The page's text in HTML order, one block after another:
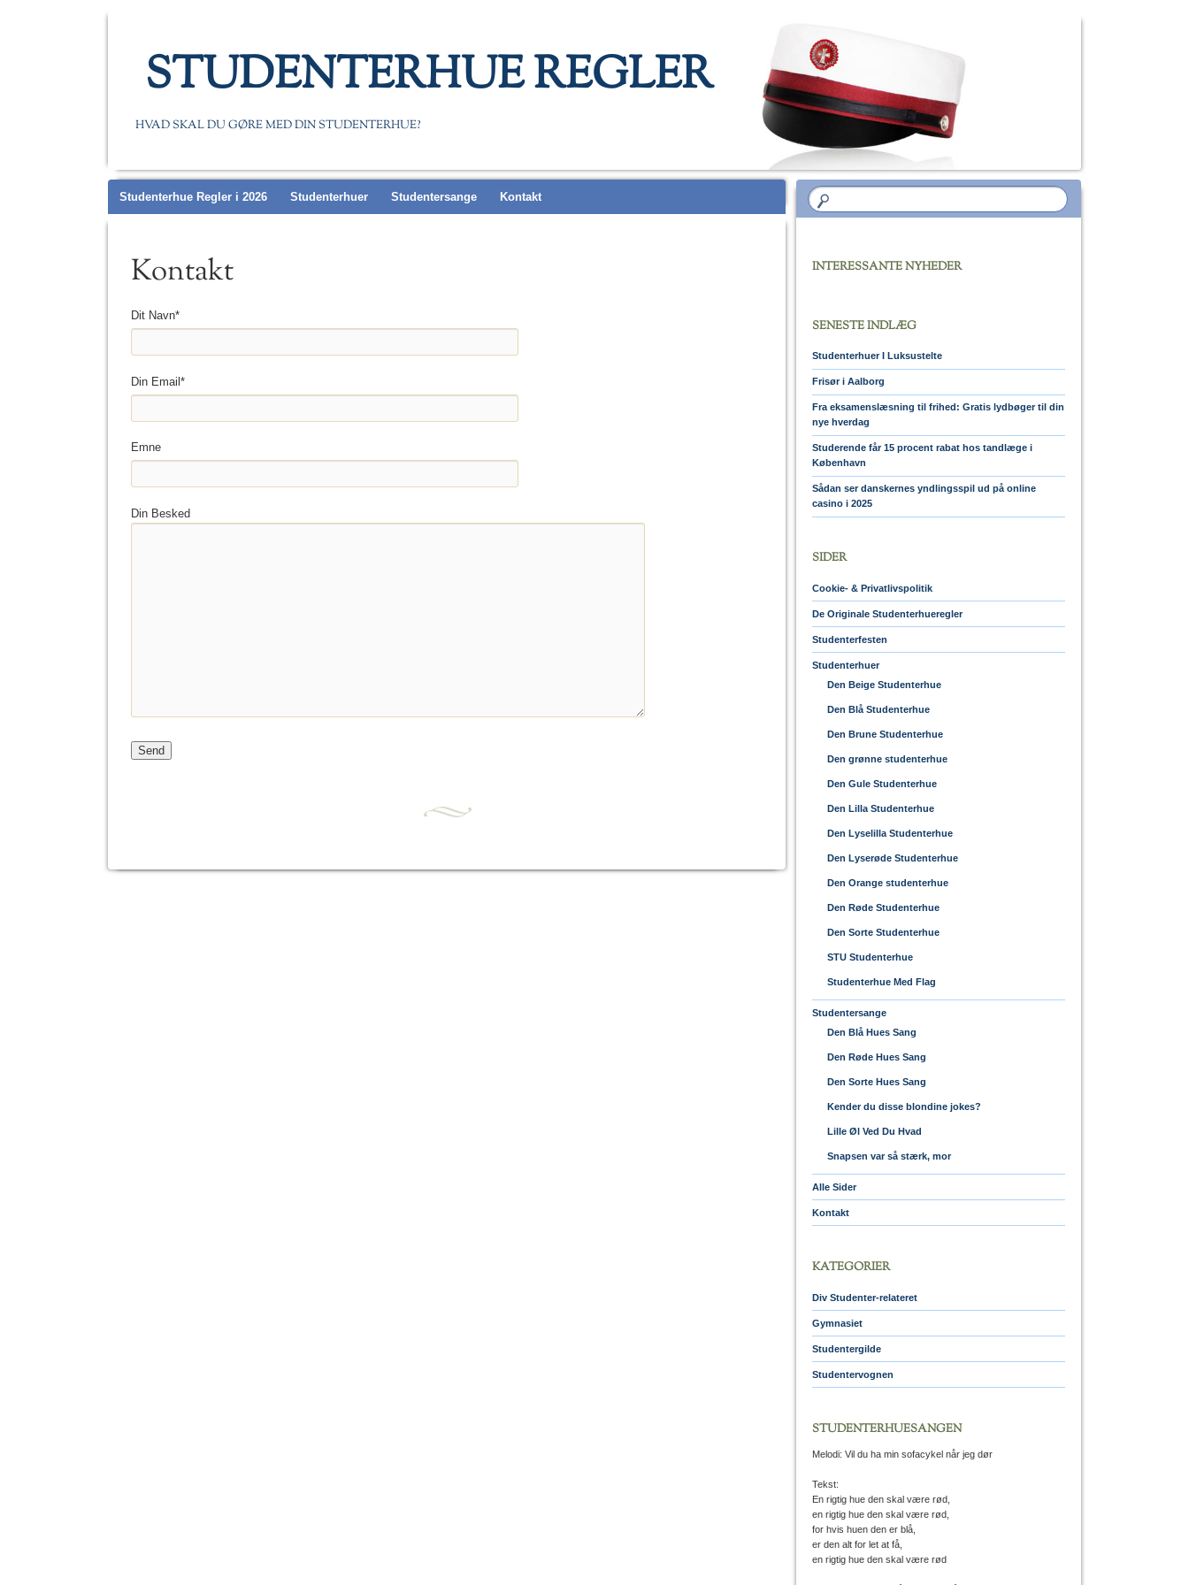
STUDENTERHUE REGLER
HVAD SKAL DU GØRE MED DIN STUDENTERHUE?
Main menu
Studenterhue Regler i 2026 Studenterhuer Studentersange Kontakt
Kontakt
Dit Navn*
Din Email*
Emne
Din Besked
INTERESSANTE NYHEDER
SENESTE INDLÆG
Studenterhuer I Luksustelte
Frisør i Aalborg
Fra eksamenslæsning til frihed: Gratis lydbøger til din
nye hverdag
Studerende får 15 procent rabat hos tandlæge i
København
Sådan ser danskernes yndlingsspil ud på online
casino i 2025
SIDER
Cookie- & Privatlivspolitik
De Originale Studenterhueregler
Studenterfesten
Studenterhuer
Den Beige Studenterhue
Den Blå Studenterhue
Den Brune Studenterhue
Den grønne studenterhue
Den Gule Studenterhue
Den Lilla Studenterhue
Den Lyselilla Studenterhue
Den Lyserøde Studenterhue
Den Orange studenterhue
Den Røde Studenterhue
Den Sorte Studenterhue
STU Studenterhue
Studenterhue Med Flag
Studentersange
Den Blå Hues Sang
Den Røde Hues Sang
Den Sorte Hues Sang
Kender du disse blondine jokes?
Lille Øl Ved Du Hvad
Snapsen var så stærk, mor
Alle Sider
Kontakt
KATEGORIER
Div Studenter-relateret
Gymnasiet
Studentergilde
Studentervognen
STUDENTERHUESANGEN
Melodi: Vil du ha min sofacykel når jeg dør
Tekst:
En rigtig hue den skal være rød,
en rigtig hue den skal være rød,
for hvis huen den er blå,
er den alt for let at få,
en rigtig hue den skal være rød